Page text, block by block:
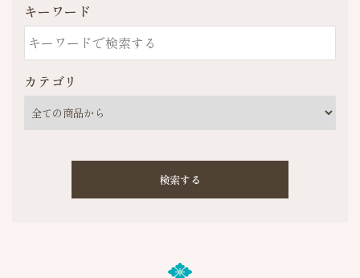
キーワード
カテゴリ
検索する